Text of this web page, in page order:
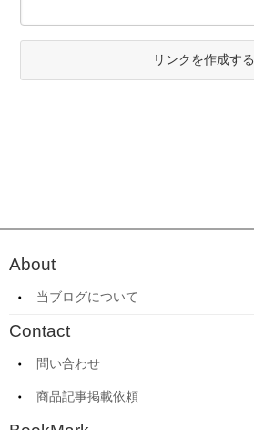
リンクを作成する
About
当ブログについて
Contact
問い合わせ
商品記事掲載依頼